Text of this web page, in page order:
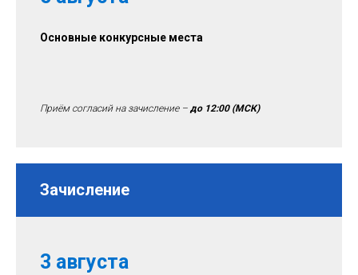
Основные конкурсные места
Приём согласий на зачисление – до 12:00 (МСК)
Зачисление
3 августа